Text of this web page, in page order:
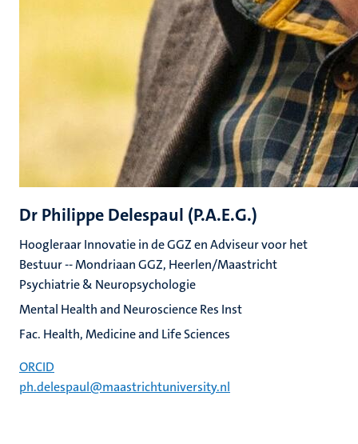
Dr Philippe Delespaul (P.A.E.G.)
Hoogleraar Innovatie in de GGZ en Adviseur voor het
Bestuur -- Mondriaan GGZ, Heerlen/Maastricht
Psychiatrie & Neuropsychologie
Mental Health and Neuroscience Res Inst
Fac. Health, Medicine and Life Sciences
ORCID
ph.delespaul@maastrichtuniversity.nl